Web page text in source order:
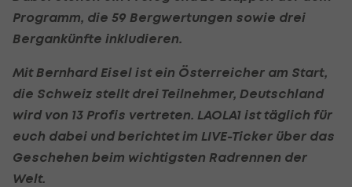
Programm, die 59 Bergwertungen sowie drei
Bergankünfte inkludieren.
Mit Bernhard Eisel ist ein Österreicher am Start,
die Schweiz stellt drei Teilnehmer, Deutschland
wird von 13 Profis vertreten. LAOLA1 ist täglich für
euch dabei und berichtet im LIVE-Ticker über das
Geschehen beim wichtigsten Radrennen der
Welt.